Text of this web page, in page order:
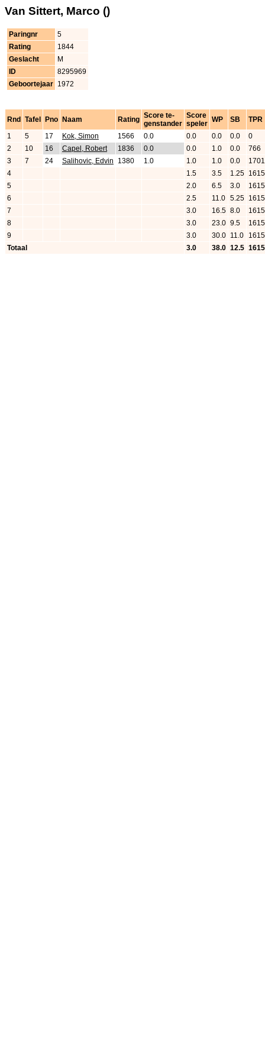
Van Sittert, Marco ()
Paringnr
5
Rating
1844
Geslacht
M
ID
8295969
Geboortejaar 1972
Rnd Tafel Pno Naam Rating Score te-
genstander
Score
speler WP SB
TPR
1
5 17 Kok, Simon 1566 0.0 0.0 0.0 0.0
0
2
10 16 Capel, Robert 1836 0.0 0.0 1.0 0.0
766
3
7 24 Salihovic, Edvin 1380 1.0 1.0 1.0 0.0
1701
4
1.5 3.5 1.25 1615
5
2.0 6.5 3.0
1615
6
2.5 11.0 5.25 1615
7
3.0 16.5 8.0
1615
8
3.0 23.0 9.5
1615
9
3.0 30.0 11.0
1615
Totaal
3.0 38.0 12.5 1615